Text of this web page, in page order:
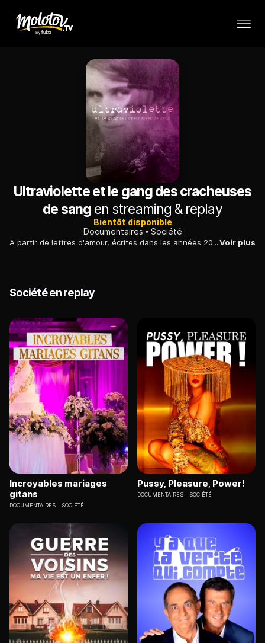
Ultraviolette et le gang des cracheuses
de sangen streaming & replay
Bientôt disponible
Documentaires
Société
A partir de lettres d'amour, écrites dans les années 20 à Emma, leur mère et grand-mère, Claudie Hunzinger et son fils Robin ressuscitent la liberté radicale de leur auteure.Voir plus
Société en replay
Incroyables mariages
gitans
DOCUMENTAIRES SOCIÉTÉ
Pussy, Pleasure, Power!
DOCUMENTAIRES SOCIÉTÉ